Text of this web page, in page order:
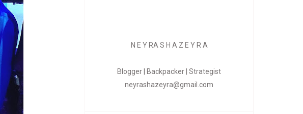
N E Y RA S H A Z E Y R A
Blogger | Backpacker | Strategist
neyrashazeyra@gmail.com